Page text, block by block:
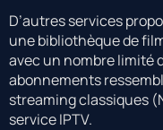
D’autres services
une bibliothèque de
avec un nombre limité
abonnements
streaming classiques
service IPTV.